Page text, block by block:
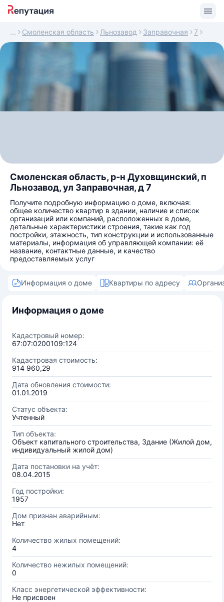
Смоленская область Льнозавод Заправочная 7
Смоленская область, р-н Духовщинский, п
Льнозавод, ул Заправочная, д 7
Получите подробную информацию о доме, включая:
общее количество квартир в здании, наличие и список
организаций или компаний, расположенных в доме,
детальные характеристики строения, такие как год
постройки, этажность, тип конструкции и использованные
материалы, информация об управляющей компании: её
название, контактные данные, и качество
предоставляемых услуг
Информация о доме Квартиры по адресу
Информация о доме
Кадастровый номер:
67:07:0200109:124
Кадастровая стоимость:
914 960,29
Дата обновления стоимости:
01.01.2019
Статус объекта:
Учтенный
Тип объекта:
Объект капитального строительства, Здание (Жилой дом,
индивидуальный жилой дом)
Дата постановки на учёт:
08.04.2015
Год постройки:
1957
Дом признан аварийным:
Нет
Количество жилых помещений:
4
Количество нежилых помещений:
0
Класс энергетической эффективности:
Не присвоен